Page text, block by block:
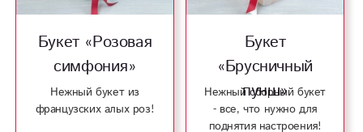
Букет «Розовая
симфония»
Нежный букет из
французских алых роз!
Букет
«Брусничный
пунш»
Нежный сборный букет
- все, что нужно для
поднятия настроения!